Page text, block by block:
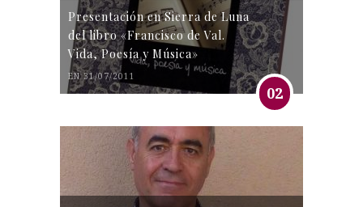
Presentación en Sierra de Luna
del libro «Francisco de Val.
Vida, Poesía y Música»
EN 31/07/2011
02